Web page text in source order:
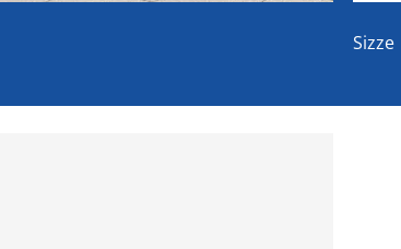
Sizze